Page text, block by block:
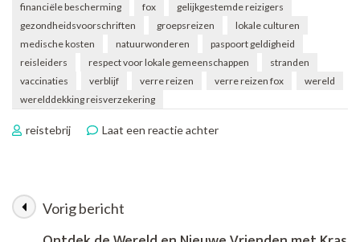
financiële bescherming
fox
gelijkgestemde reizigers
gezondheidsvoorschriften
groepsreizen
lokale culturen
medische kosten
natuurwonderen
paspoort geldigheid
reisleiders
respect voor lokale gemeenschappen
stranden
vaccinaties
verblijf verre reizen verre reizen fox
wereld
werelddekking reisverzekering
reistebrij Laat een reactie achterop
Berichtnavigatie
Vorig bericht